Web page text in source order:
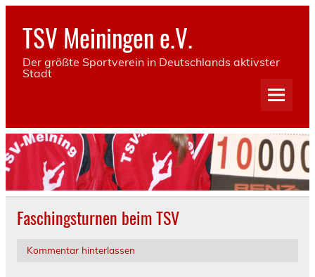
Skip
contentTSV Meiningen e.V.
Der größte Sportverein in Deutschlands aktivster
Stadt
Faschingsturnen beim TSV
Kommentar hinterlassen